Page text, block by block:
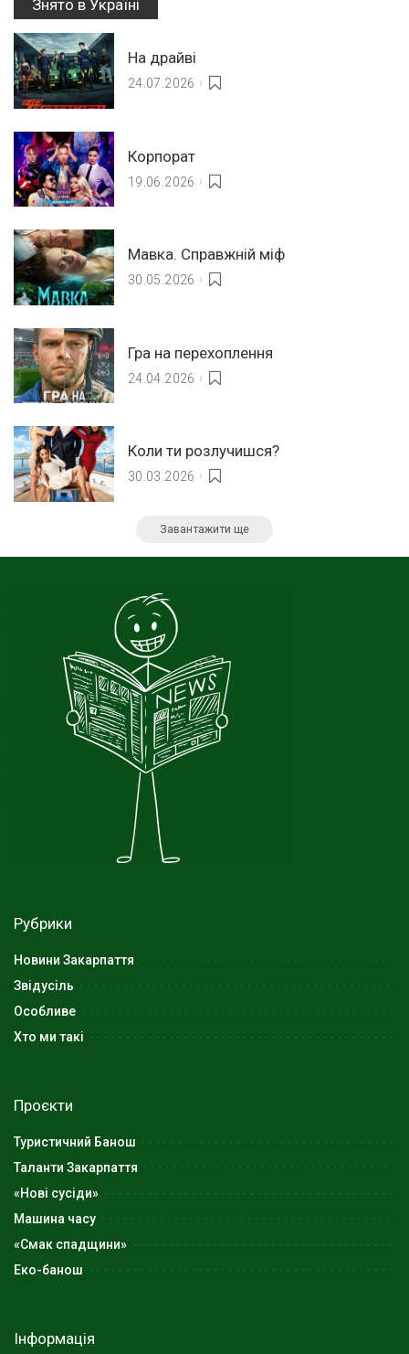
Знято в Україні
На драйві
24.07.2026
Корпорат
19.06.2026
Мавка. Справжній міф
30.05.2026
Гра на перехоплення
24.04.2026
Коли ти розлучишся?
30.03.2026
Завантажити ще
Рубрики
Новини Закарпаття
Звідусіль
Особливе
Хто ми такі
Проєкти
Туристичний Банош
Таланти Закарпаття
«Нові сусіди»
Машина часу
«Смак спадщини»
Еко-банош
Інформація